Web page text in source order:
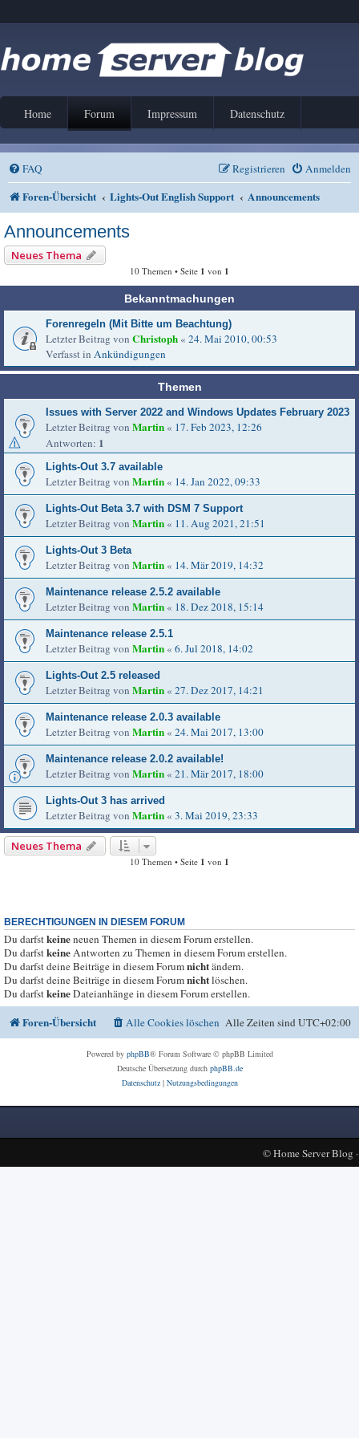
Home Forum Impressum Datenschutz
FAQ Anmelden
Registrieren
Foren-Übersicht Lights-Out English Support Announcements
Announcements
Neues Thema
10 Themen • Seite 1 von 1
Bekanntmachungen
Forenregeln (Mit Bitte um Beachtung)
Letzter Beitrag von Christoph « 24. Mai 2010, 00:53
Verfasst in Ankündigungen
Themen
Issues with Server 2022 and Windows Updates February 2023
Letzter Beitrag von Martin « 17. Feb 2023, 12:26
Antworten: 1
Lights-Out 3.7 available
Letzter Beitrag von Martin « 14. Jan 2022, 09:33
Lights-Out Beta 3.7 with DSM 7 Support
Letzter Beitrag von Martin « 11. Aug 2021, 21:51
Lights-Out 3 Beta
Letzter Beitrag von Martin « 14. Mär 2019, 14:32
Maintenance release 2.5.2 available
Letzter Beitrag von Martin « 18. Dez 2018, 15:14
Maintenance release 2.5.1
Letzter Beitrag von Martin « 6. Jul 2018, 14:02
Lights-Out 2.5 released
Letzter Beitrag von Martin « 27. Dez 2017, 14:21
Maintenance release 2.0.3 available
Letzter Beitrag von Martin « 24. Mai 2017, 13:00
Maintenance release 2.0.2 available!
Letzter Beitrag von Martin « 21. Mär 2017, 18:00
Lights-Out 3 has arrived
Letzter Beitrag von Martin « 3. Mai 2019, 23:33
Neues Thema
10 Themen • Seite 1 von 1
BERECHTIGUNGEN IN DIESEM FORUM
Du darfstkeineneuen Themen in diesem Forum erstellen.
Du darfstkeineAntworten zu Themen in diesem Forum erstellen.
Du darfst deine Beiträge in diesem Forumnichtändern.
Du darfst deine Beiträge in diesem Forumnichtlöschen.
Du darfstkeineDateianhänge in diesem Forum erstellen.
Foren-Übersicht Alle Zeiten sindUTC+02:00
Alle Cookies löschen
Powered by phpBB® Forum Software © phpBB Limited
Deutsche Übersetzung durch phpBB.de
Datenschutz| Nutzungsbedingungen
©Home Server Blog